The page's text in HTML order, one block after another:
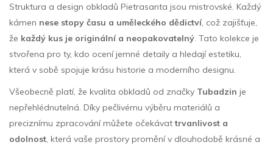
Struktura a design obkladů Pietrasanta jsou mistrovské. Každý
kámen nese stopy času a uměleckého dědictví, což zajišťuje,
že každý kus je originální a neopakovatelný. Tato kolekce je
stvořena pro ty, kdo ocení jemné detaily a hledají estetiku,
která v sobě spojuje krásu historie a moderního designu.
Všeobecně platí, že kvalita obkladů od značky Tubadzin je
nepřehlédnutelná. Díky pečlivému výběru materiálů a
preciznímu zpracování můžete očekávattrvanlivost a
odolnost, která vaše prostory promění v dlouhodobě krásné a